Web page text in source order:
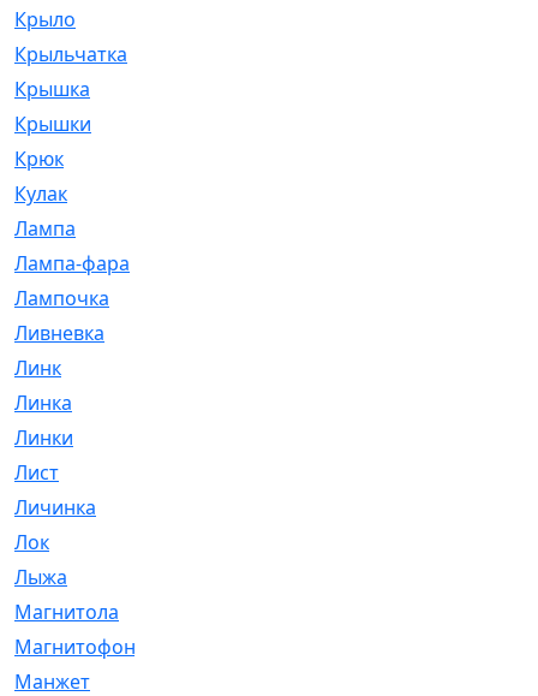
Крыло
Крыльчатка
Крышка
Крышки
Крюк
Кулак
Лампа
Лампа-фара
Лампочка
Ливневка
Линк
Линка
Линки
Лист
Личинка
Лок
Лыжа
Магнитола
Магнитофон
Манжет